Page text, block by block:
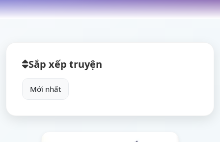
Sắp xếp truyện